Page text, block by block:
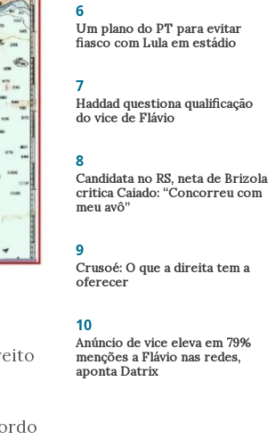
6
Um plano do PT para evitar
fiasco com Lula em estádio
7
Haddad questiona qualificação
do vice de Flávio
8
Candidata no RS, neta de Brizola
critica Caiado: “Concorreu com
meu avô”
9
Crusoé: O que a direita tem a
oferecer
10
Anúncio de vice eleva em 79%
menções a Flávio nas redes,
aponta Datrix